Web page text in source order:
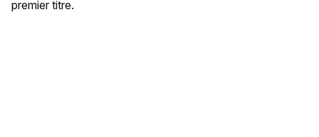
premier titre.